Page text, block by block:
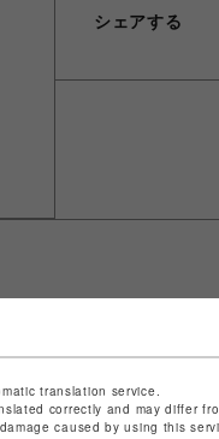
シェアする
く表記はこちら
translation service.
correctly and may differ
caused by using this